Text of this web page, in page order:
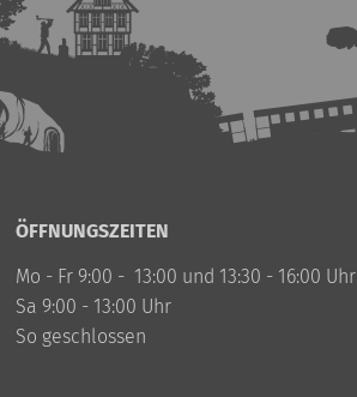
ÖFFNUNGSZEITEN
Mo - Fr 9:00 - 13:00 und 13:30 - 16:00 Uhr
Sa 9:00 - 13:00 Uhr
So geschlossen